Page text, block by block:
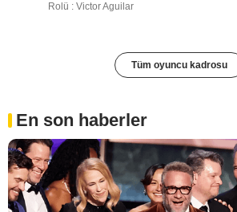
Rolü : Victor Aguilar
Tüm oyuncu kadrosu
En son haberler